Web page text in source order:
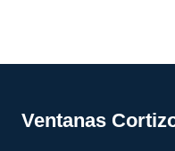
Ventanas